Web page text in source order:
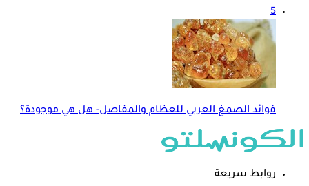
5
فوائد الصمغ العربي للعظام والمفاصل- هل هي موجودة؟
روابط سريعة